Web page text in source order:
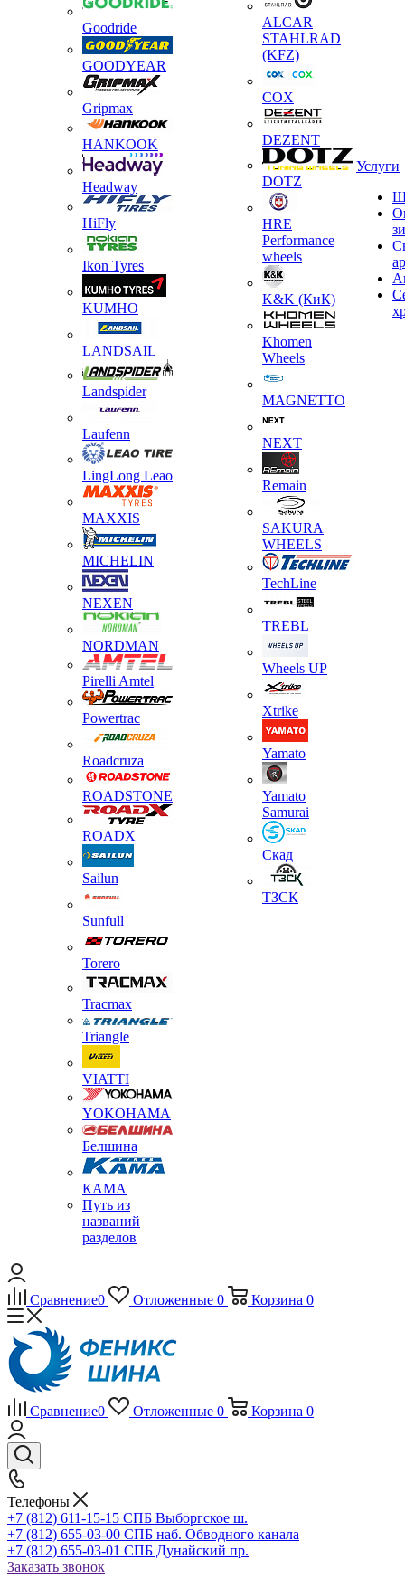
Goodride
GOODYEAR
Gripmax
HANKOOK
Headway
HiFly
Ikon Tyres
KUMHO
LANDSAIL
Landspider
Laufenn
LingLong Leao
MAXXIS
MICHELIN
NEXEN
NORDMAN
Pirelli Amtel
Powertrac
Roadcruza
ROADSTONE
ROADX
Sailun
Sunfull
Torero
Tracmax
Triangle
VIATTI
YOKOHAMA
Белшина
КАМА
Путь из
названий
разделов
ALCAR
STAHLRAD
(KFZ)
COX
DEZENT
DOTZ
HRE
Performance
wheels
K&K (КиК)
Khomen
Wheels
MAGNETTO
NEXT
Remain
SAKURA
WHEELS
TechLine
TREBL
Wheels UP
Xtrike
Yamato
Yamato
Samurai
Скад
ТЗСК
Услуги
Сравнение0 Отложенные 0 Корзина 0
Сравнение0 Отложенные 0 Корзина 0
Телефоны
+7 (812) 611-15-15 СПБ Выборгское ш.
+7 (812) 655-03-00 СПБ наб. Обводного канала
+7 (812) 655-03-01 СПБ Дунайский пр.
Заказать звонок